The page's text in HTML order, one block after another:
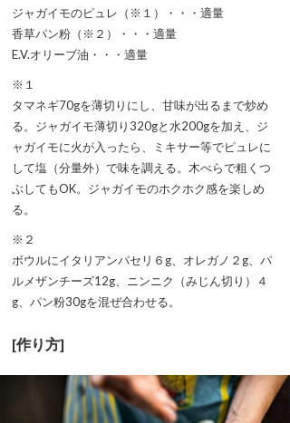
ジャガイモのピュレ（※１）・・・適量
香草パン粉（※２）・・・適量
E.V.オリーブ油・・・適量
※１
タマネギ70gを薄切りにし、甘味が出るまで炒め
る。ジャガイモ薄切り320gと水200gを加え、ジ
ャガイモに火が入ったら、ミキサー等でピュレに
して塩（分量外）で味を調える。木べらで粗くつ
ぶしてもOK。ジャガイモのホクホク感を楽しめ
る。
※２
ボウルにイタリアンパセリ６g、オレガノ２g、パ
ルメザンチーズ12g、ニンニク（みじん切り）４
g、パン粉30gを混ぜ合わせる。
[作り方]